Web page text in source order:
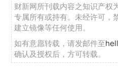
财新网所刊载内容之知识产权
专属所有或持有。未经许可，
建立镜像等任何使用。
如有意愿转载，请发邮件至
确认及授权后，方可转载。